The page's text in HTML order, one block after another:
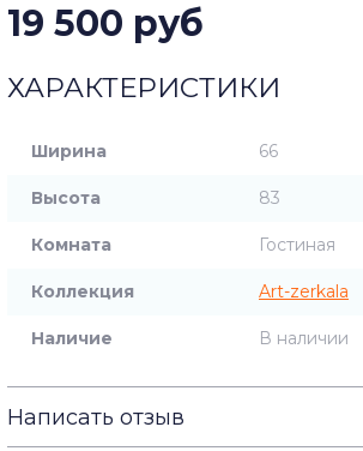
19 500 руб
ХАРАКТЕРИСТИКИ
Ширина 66
Высота 83
Комната Гостиная
Коллекция Art-zerkala
Наличие В наличии
Написать отзыв